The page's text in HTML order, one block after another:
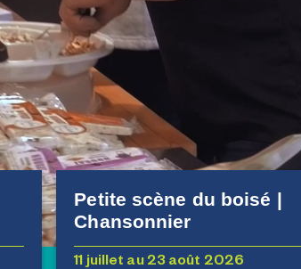
Petite scène du boisé |
Chansonnier
11 juillet au 23 août 2026